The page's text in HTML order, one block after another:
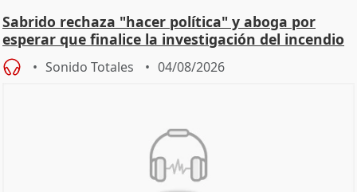
Sabrido rechaza "hacer política" y aboga por
esperar que finalice la investigación del incendio
Sonido Totales 04/08/2026